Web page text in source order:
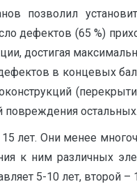
позволил
дефектов (65 %)
достигая
в концевых
повреждения остальных.
лет. Они менее
к ним различных
5-10 лет, второй –